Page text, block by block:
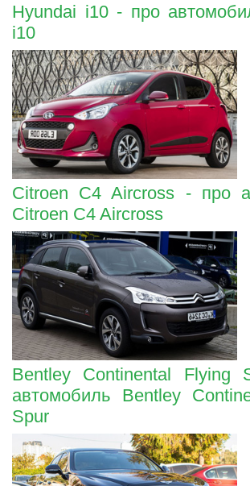
Hyundai i10 - про
i10
Citroen C4 Aircross - про
Citroen C4 Aircross
Bentley Continental Flying
автомобиль Bentley
Spur